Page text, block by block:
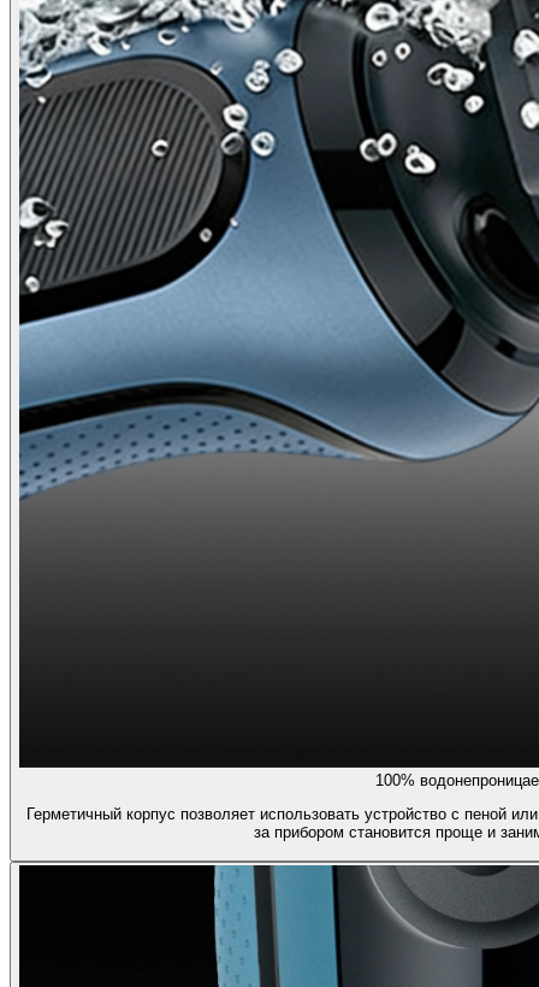
100%
Герметичный корпус позволяет использовать устройство с пеной
за прибором становится проще и